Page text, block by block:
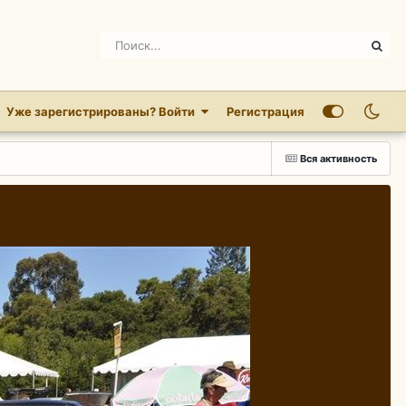
Уже зарегистрированы? Войти Регистрация
Вся активность